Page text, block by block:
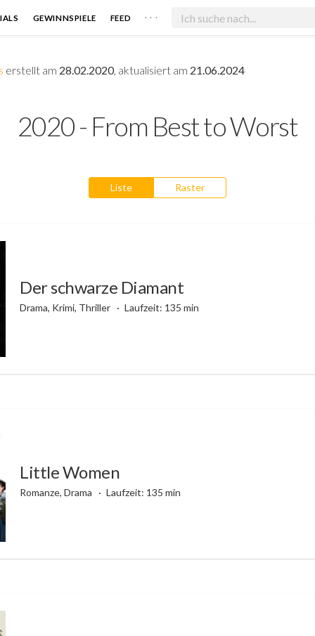
GEWINNSPIELE FEED . . .
erstellt am 28.02.2020, aktualisiert am 21.06.2024
2020 - From Best to Worst
Liste Raster
Der schwarze Diamant
Drama, Krimi, Thriller Laufzeit: 135 min
Little Women
Romanze, Drama Laufzeit: 135 min